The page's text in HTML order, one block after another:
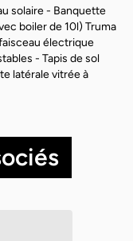
solaire - Banquette
boiler de 10l) Truma
électrique
- Tapis de sol
latérale vitrée à